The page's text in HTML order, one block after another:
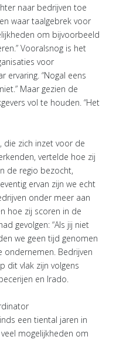
naar bedrijven toe
waar taalgebrek voor
om bijvoorbeeld
Vooralsnog is het
voor
ervaring. “Nogal eens
Maar gezien de
vol te houden. “Het
die zich inzet voor de
vertelde hoe zij
de regio bezocht,
ervan zijn we echt
onder meer aan
hoe zij scoren in de
gevolgen: “Als jij niet
we geen tijd genomen
ondernemen. Bedrijven
dit vlak zijn volgens
en Irado.
een tiental jaren in
mogelijkheden om